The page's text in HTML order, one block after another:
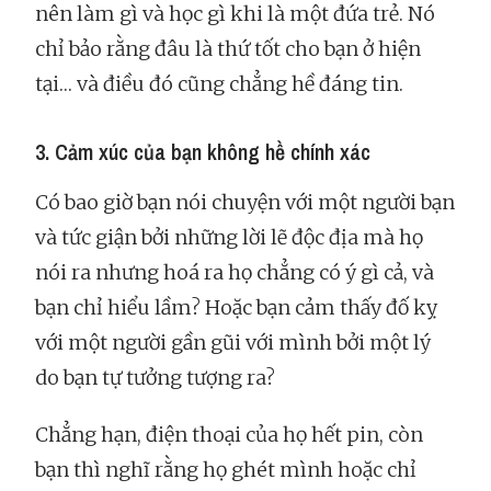
nên làm gì và học gì khi là một đứa trẻ. Nó
chỉ bảo rằng đâu là thứ tốt cho bạn ở hiện
tại… và điều đó cũng chẳng hề đáng tin.
3. Cảm xúc của bạn không hề chính xác
Có bao giờ bạn nói chuyện với một người bạn
và tức giận bởi những lời lẽ độc địa mà họ
nói ra nhưng hoá ra họ chẳng có ý gì cả, và
bạn chỉ hiểu lầm? Hoặc bạn cảm thấy đố kỵ
với một người gần gũi với mình bởi một lý
do bạn tự tưởng tượng ra?
Chẳng hạn, điện thoại của họ hết pin, còn
bạn thì nghĩ rằng họ ghét mình hoặc chỉ